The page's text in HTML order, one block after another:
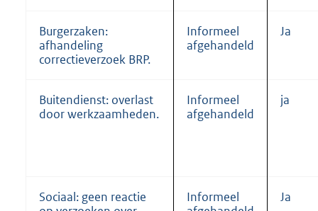
Burgerzaken:
afhandeling
correctieverzoek BRP.
Informeel
afgehandeld
Ja
Buitendienst: overlast
door werkzaamheden.
Informeel
afgehandeld
ja
Sociaal: geen reactie
Informeel
Ja